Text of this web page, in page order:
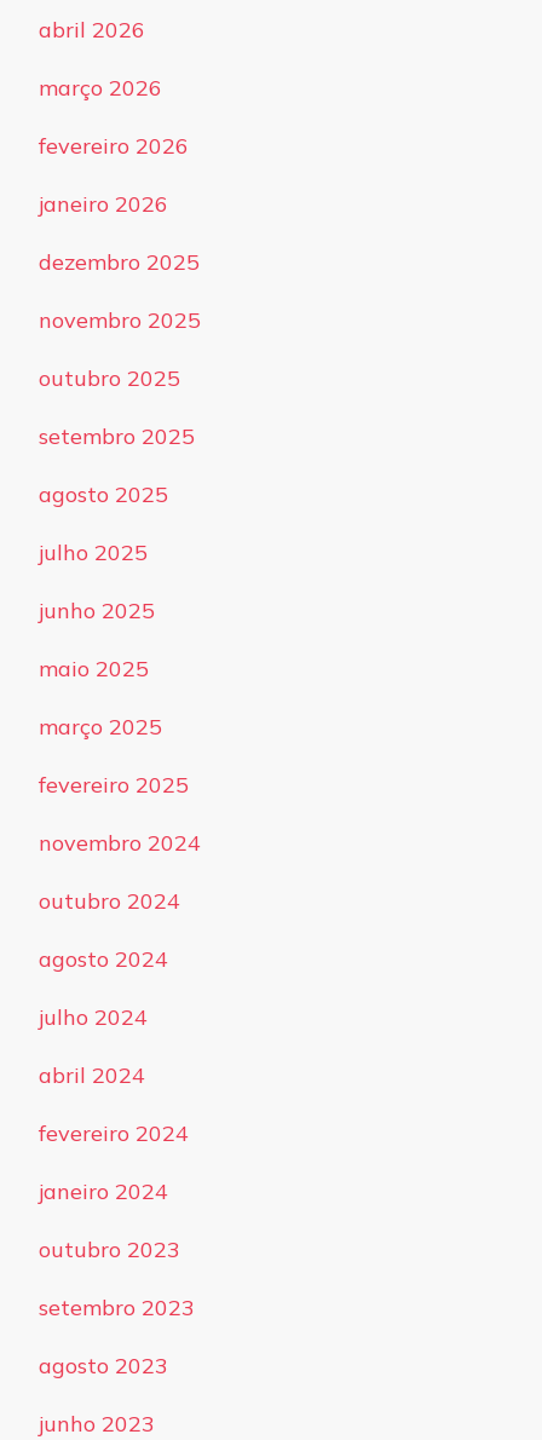
abril 2026
março 2026
fevereiro 2026
janeiro 2026
dezembro 2025
novembro 2025
outubro 2025
setembro 2025
agosto 2025
julho 2025
junho 2025
maio 2025
março 2025
fevereiro 2025
novembro 2024
outubro 2024
agosto 2024
julho 2024
abril 2024
fevereiro 2024
janeiro 2024
outubro 2023
setembro 2023
agosto 2023
junho 2023